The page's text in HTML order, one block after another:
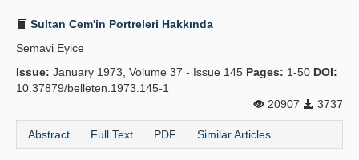
Sultan Cem'in Portreleri Hakkında
Semavi Eyice
Issue: January 1973, Volume 37 - Issue 145 Pages: 1-50 DOI:
10.37879/belleten.1973.145-1
20907
3737
Abstract Full Text PDF Similar Articles